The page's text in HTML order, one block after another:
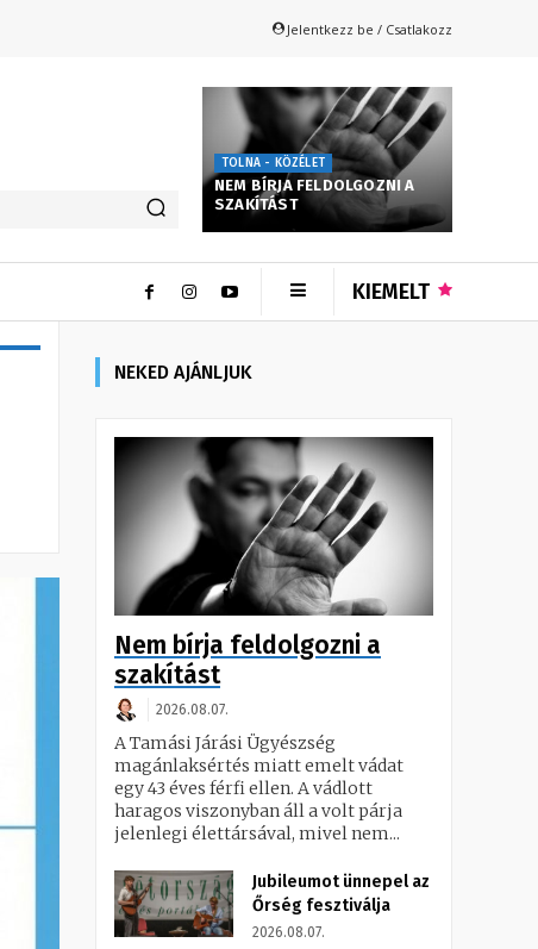
Jelentkezz be / Csatlakozz
TOLNA - KÖZÉLET
NEM BÍRJA FELDOLGOZNI A
SZAKÍTÁST
KIEMELT
NEKED AJÁNLJUK
Nem bírja feldolgozni a
szakítást
2026.08.07.
A Tamási Járási Ügyészség
magánlaksértés miatt emelt vádat
egy 43 éves férfi ellen. A vádlott
haragos viszonyban áll a volt párja
jelenlegi élettársával, mivel nem...
Jubileumot ünnepel az
Őrség fesztiválja
2026.08.07.